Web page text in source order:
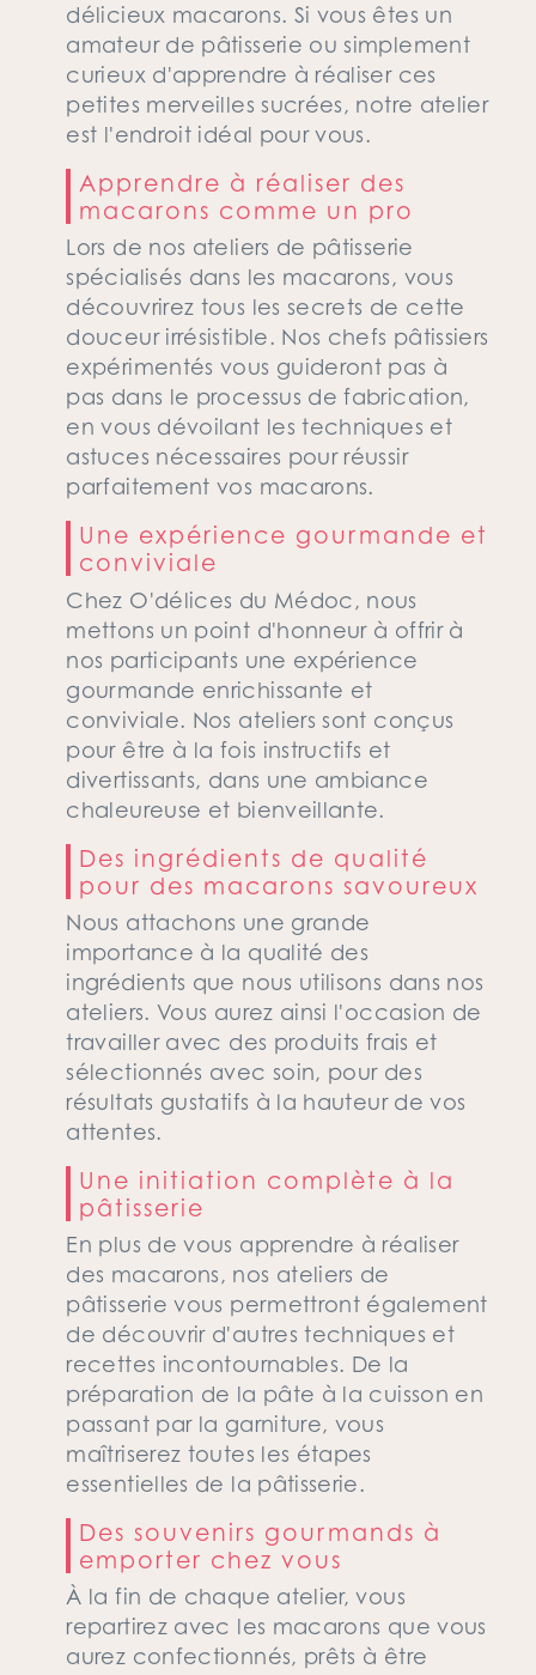
délicieux macarons. Si vous êtes un
amateur de pâtisserie ou simplement
curieux d'apprendre à réaliser ces
petites merveilles sucrées, notre atelier
est l'endroit idéal pour vous.
Apprendre à réaliser des
macarons comme un pro
Lors de nos ateliers de pâtisserie
spécialisés dans les macarons, vous
découvrirez tous les secrets de cette
douceur irrésistible. Nos chefs pâtissiers
expérimentés vous guideront pas à
pas dans le processus de fabrication,
en vous dévoilant les techniques et
astuces nécessaires pour réussir
parfaitement vos macarons.
Une expérience gourmande et
conviviale
Chez O'délices du Médoc, nous
mettons un point d'honneur à offrir à
nos participants une expérience
gourmande enrichissante et
conviviale. Nos ateliers sont conçus
pour être à la fois instructifs et
divertissants, dans une ambiance
chaleureuse et bienveillante.
Des ingrédients de qualité
pour des macarons savoureux
Nous attachons une grande
importance à la qualité des
ingrédients que nous utilisons dans nos
ateliers. Vous aurez ainsi l'occasion de
travailler avec des produits frais et
sélectionnés avec soin, pour des
résultats gustatifs à la hauteur de vos
attentes.
Une initiation complète à la
pâtisserie
En plus de vous apprendre à réaliser
des macarons, nos ateliers de
pâtisserie vous permettront également
de découvrir d'autres techniques et
recettes incontournables. De la
préparation de la pâte à la cuisson en
passant par la garniture, vous
maîtriserez toutes les étapes
essentielles de la pâtisserie.
Des souvenirs gourmands à
emporter chez vous
À la fin de chaque atelier, vous
repartirez avec les macarons que vous
aurez confectionnés, prêts à être